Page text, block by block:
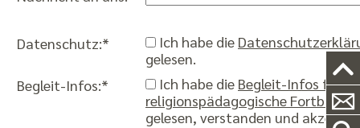
Datenschutz:* Ich habe die
gelesen.
Begleit-Infos:*
Ich habe die Begleit-Infos für
religionspädagogische
gelesen, verstanden und